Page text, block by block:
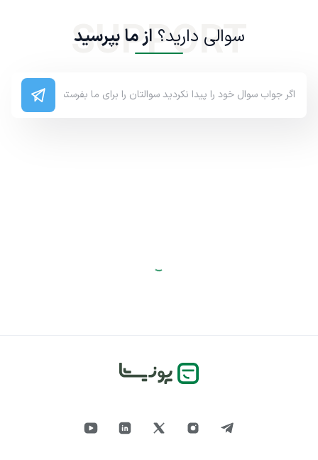
سوالی دارید؟ از ما بپرسید
SUPPORT